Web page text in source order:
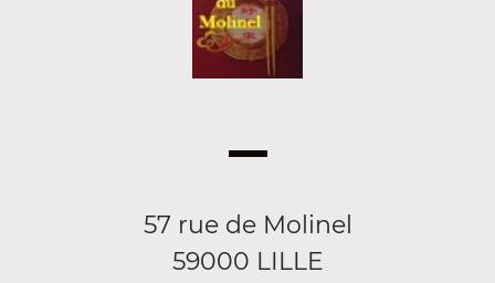
57 rue de Molinel
59000 LILLE